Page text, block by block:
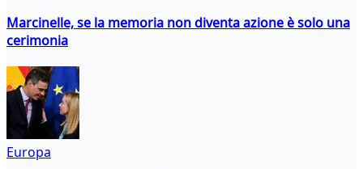
Marcinelle, se la memoria non diventa azione è solo una
cerimonia
Europa